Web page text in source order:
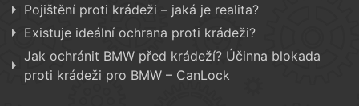
Pojištění proti krádeži – jaká je realita?
Existuje ideální ochrana proti krádeži?
Jak ochránit BMW před krádeží? Účinna blokada
proti krádeži pro BMW – CanLock